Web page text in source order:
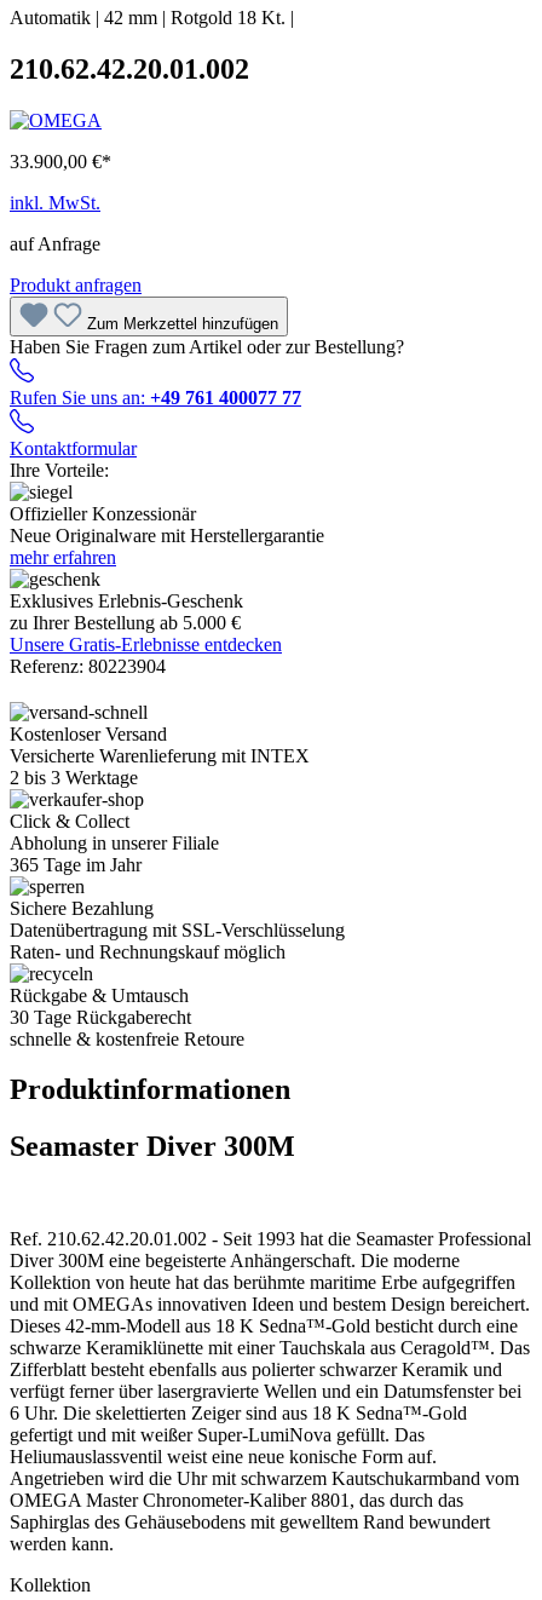
Automatik | 42 mm | Rotgold 18 Kt. |
210.62.42.20.01.002
33.900,00 €*
inkl. MwSt.
auf Anfrage
Produkt anfragen
Zum Merkzettel hinzufügen
Haben Sie Fragen zum Artikel oder zur Bestellung?
Rufen Sie uns an: +49 761 400077 77
Kontaktformular
Ihre Vorteile:
Offizieller Konzessionär
Neue Originalware mit Herstellergarantie
mehr erfahren
Exklusives Erlebnis-Geschenk
zu Ihrer Bestellung ab 5.000 €
Unsere Gratis-Erlebnisse entdecken
Referenz: 80223904
Kostenloser Versand
Versicherte Warenlieferung mit INTEX
2 bis 3 Werktage
Click & Collect
Abholung in unserer Filiale
365 Tage im Jahr
Sichere Bezahlung
Datenübertragung mit SSL-Verschlüsselung
Raten- und Rechnungskauf möglich
Rückgabe & Umtausch
30 Tage Rückgaberecht
schnelle & kostenfreie Retoure
Produktinformationen
Seamaster Diver 300M
Ref. 210.62.42.20.01.002 - Seit 1993 hat die Seamaster Professional
Diver 300M eine begeisterte Anhängerschaft. Die moderne
Kollektion von heute hat das berühmte maritime Erbe aufgegriffen
und mit OMEGAs innovativen Ideen und bestem Design bereichert.
Dieses 42-mm-Modell aus 18 K Sedna™-Gold besticht durch eine
schwarze Keramiklünette mit einer Tauchskala aus Ceragold™. Das
Zifferblatt besteht ebenfalls aus polierter schwarzer Keramik und
verfügt ferner über lasergravierte Wellen und ein Datumsfenster bei
6 Uhr. Die skelettierten Zeiger sind aus 18 K Sedna™-Gold
gefertigt und mit weißer Super-LumiNova gefüllt. Das
Heliumauslassventil weist eine neue konische Form auf.
Angetrieben wird die Uhr mit schwarzem Kautschukarmband vom
OMEGA Master Chronometer-Kaliber 8801, das durch das
Saphirglas des Gehäusebodens mit gewelltem Rand bewundert
werden kann.
Kollektion